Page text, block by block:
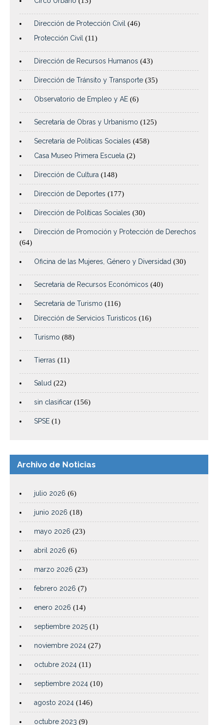
Dirección de Protección Civil (46)
Protección Civil (11)
Dirección de Recursos Humanos (43)
Dirección de Tránsito y Transporte (35)
Observatorio de Empleo y AE (6)
Secretaría de Obras y Urbanismo (125)
Secretaría de Políticas Sociales (458)
Casa Museo Primera Escuela (2)
Dirección de Cultura (148)
Dirección de Deportes (177)
Dirección de Políticas Sociales (30)
Dirección de Promoción y Protección de Derechos
(64)
Oficina de las Mujeres, Género y Diversidad (30)
Secretaría de Recursos Económicos (40)
Secretaría de Turismo (116)
Dirección de Servicios Turisticos (16)
Turismo (88)
Tierras (11)
Salud (22)
sin clasificar (156)
SPSE (1)
Archivo de Noticias
julio 2026 (6)
junio 2026 (18)
mayo 2026 (23)
abril 2026 (6)
marzo 2026 (23)
febrero 2026 (7)
enero 2026 (14)
septiembre 2025 (1)
noviembre 2024 (27)
octubre 2024 (11)
septiembre 2024 (10)
agosto 2024 (146)
octubre 2023 (9)